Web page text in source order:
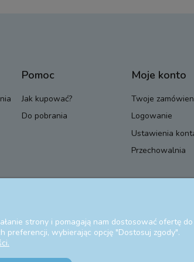
Pomoc
Jak kupować?
Do pobrania
Moje konto
Twoje
Logowanie
Ustawienia
Przechowalnia
strony i pomagają nam dostosować ofertę
wybierając opcję "Dostosuj zgody".